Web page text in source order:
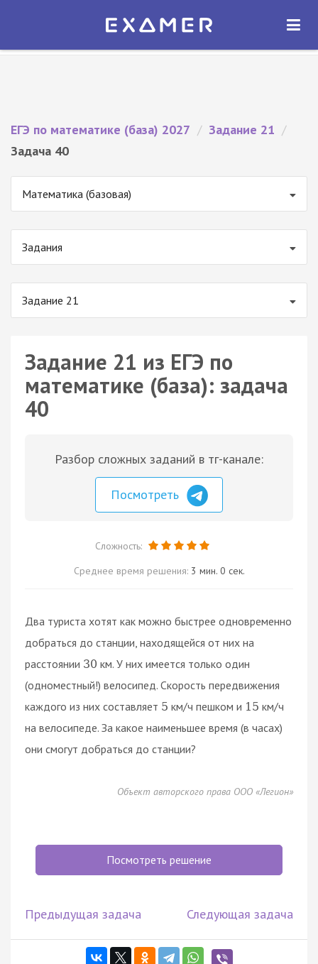
Экзамер — ЕГЭ 2027
ОТКРЫТЬ
ЕГЭ по математике (база) 2027 / Задание 21 /
Задача 40
Математика (базовая)
Задания
Задание 21
Задание 21 из ЕГЭ по
математике (база): задача
40
Разбор сложных заданий в тг-канале:
Посмотреть
Сложность:
Среднее время решения: 3 мин. 0 сек.
Два туриста хотят как можно быстрее одновременно
добраться до станции, находящейся от них на
расстоянии 30 км. У них имеется только один
(одноместный!) велосипед. Скорость передвижения
каждого из них составляет 5 км/ч пешком и 15 км/ч
на велосипеде. За какое наименьшее время (в часах)
они смогут добраться до станции?
Объект авторского права ООО «Легион»
Посмотреть решение
Предыдущая задача Следующая задача